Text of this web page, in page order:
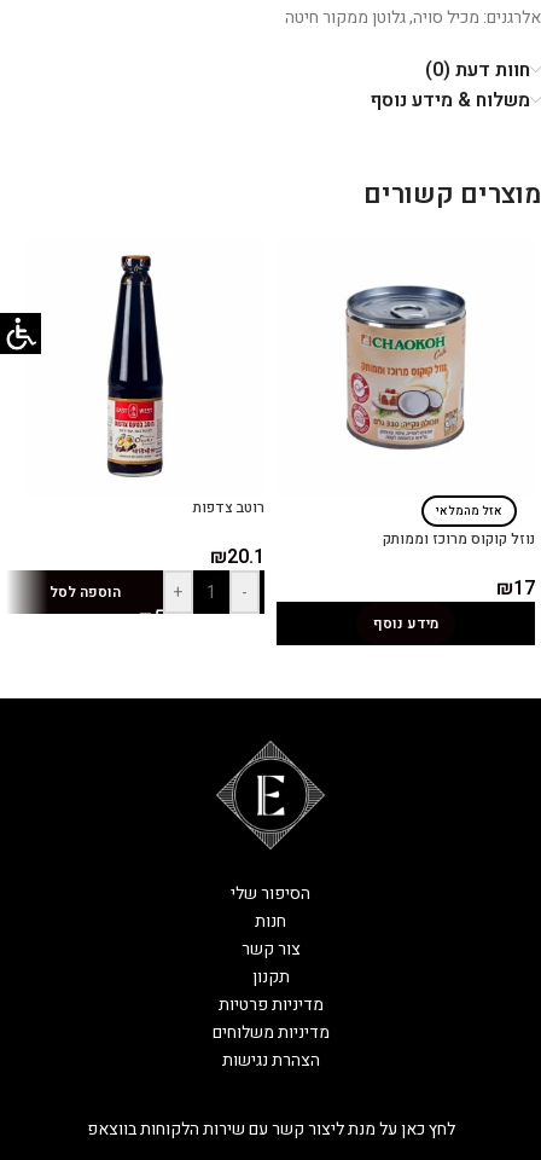
אלרגנים: מכיל סויה, גלוטן ממקור חיטה
חוות דעת (0)
משלוח & מידע נוסף
מוצרים קשורים
אזל מהמלאי
נוזל קוקוס מרוכז וממותק
₪17
מידע נוסף
רוטב צדפות
₪20.1
-
+ הוספה לסל
לחץ כאן על מנת ליצור קשר עם שירות הלקוחות בווצאפ
הסיפור שלי
חנות
צור קשר
תקנון
מדיניות פרטיות
מדיניות משלוחים
הצהרת נגישות